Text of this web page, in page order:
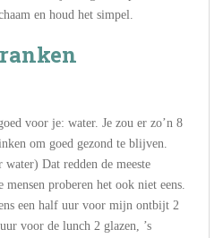
en houd het simpel.
voor je: water. Je zou er zo’n 8
om goed gezond te blijven.
Dat redden de meeste
mensen proberen het ook niet eens.
een half uur voor mijn ontbijt 2
voor de lunch 2 glazen, ’s